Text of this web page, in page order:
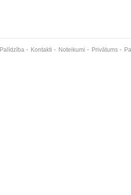
Palīdzība Kontakti Noteikumi Privātums